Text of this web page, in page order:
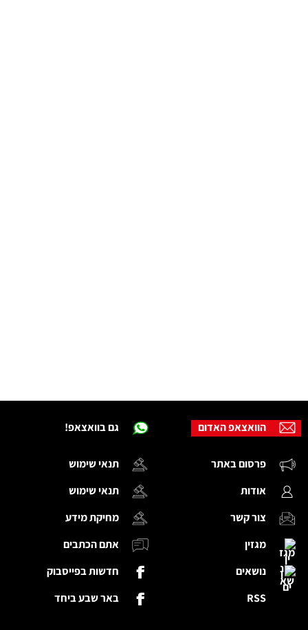
גם בוואצאפ!
תנאי שימוש
תנאי שימוש
מחיקת מידע
אתם הכתבים
חדשות בפייסבוק
באר שבע ביחד
הוואצאפ האדום
פרסום באתר
אודות
צור קשר
מגזין
נושאים
RSS